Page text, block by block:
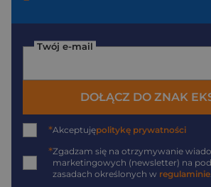
Twój e-mail
DOŁĄCZ DO ZNAK
*Akceptujępolitykę prywatności
*Zgadzam się na otrzymywanie
marketingowych (newsletter) na
zasadach określonych w regulaminie